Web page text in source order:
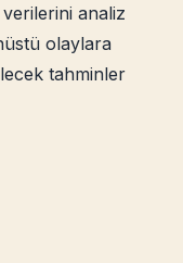
analiz
olaylara
tahminler